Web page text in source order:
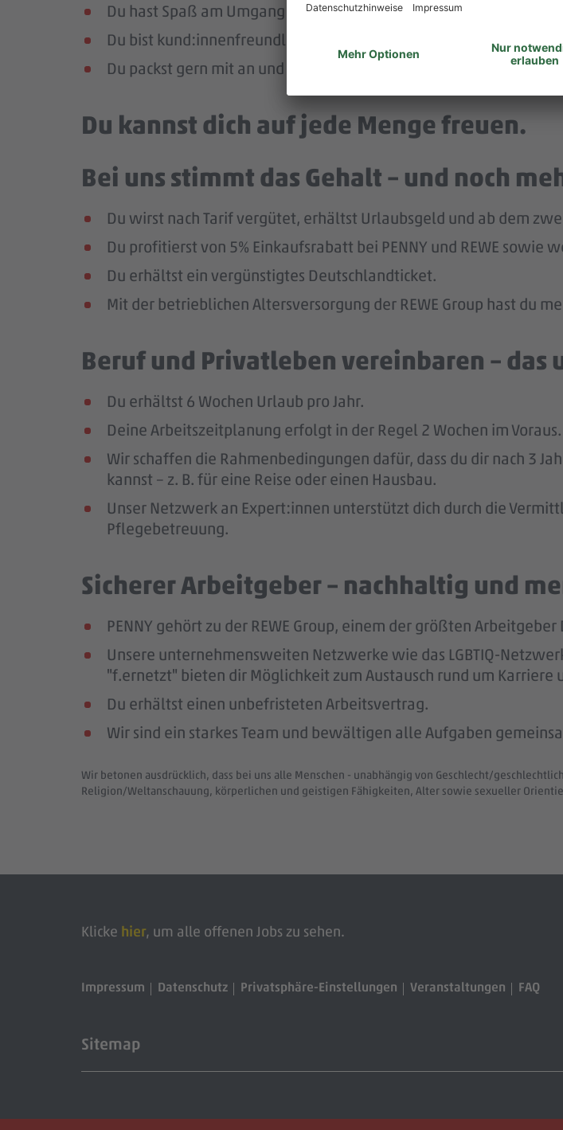
Du hast Spaß am Umgang mit Menschen und Freude an Teamarbeit.
Du bist kund:innenfreundlich, engagiert und
Du packst gern mit an und bist flexibel – so ziehst du mit deinem
Du kannst dich auf jede Menge freuen.
Bei uns stimmt das Gehalt – und noch
Du wirst nach Tarif vergütet, erhältst Urlaubsgeld und ab dem
Du profitierst von 5% Einkaufsrabatt bei PENNY und REWE
Du erhältst ein vergünstigtes Deutschlandticket.
Mit der betrieblichen Altersversorgung der REWE Group hast du
Beruf und Privatleben vereinbaren –
Du erhältst 6 Wochen Urlaub pro Jahr.
Deine Arbeitszeitplanung erfolgt in der Regel 2 Wochen im Voraus.
Wir schaffen die Rahmenbedingungen dafür, dass du dir nach 3
kannst – z. B. für eine Reise oder einen Hausbau.
Unser Netzwerk an Expert:innen unterstützt dich durch die
Pflegebetreuung.
Sicherer Arbeitgeber – nachhaltig und
PENNY gehört zu der REWE Group, einem der größten Arbeitgeber
Unsere unternehmensweiten Netzwerke wie das LGBTIQ-
"f.ernetzt" bieten dir Möglichkeit zum Austausch rund um
Du erhältst einen unbefristeten Arbeitsvertrag.
Wir sind ein starkes Team und bewältigen alle Aufgaben
Wir betonen ausdrücklich, dass bei uns alle Menschen - unabhängig von Geschlecht/
Religion/Weltanschauung, körperlichen und geistigen Fähigkeiten, Alter sowie sexueller
Klicke hier, um alle offenen Jobs zu sehen.
Impressum Datenschutz Privatsphäre-Einstellungen Veranstaltungen FAQ
Sitemap